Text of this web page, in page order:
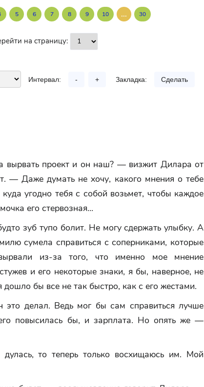
5 6 7 8 9 10 ... 30
на страницу:
Интервал: - + Закладка: Сделать
вырвать проект и он наш? — визжит Дилара от
— Даже думать не хочу, какого мнения о тебе
угодно тебя с собой возьмет, чтобы каждое
его стервозная...
зуб тупо болит. Не могу сдержать улыбку. А
сумела справиться с соперниками, которые
из-за того, что именно мое мнение
и его некоторые знаки, я бы, наверное, не
бы все не так быстро, как с его жестами.
делал. Ведь мог бы сам справиться лучше
повысилась бы, и зарплата. Но опять же —
то теперь только восхищаюсь им. Мой